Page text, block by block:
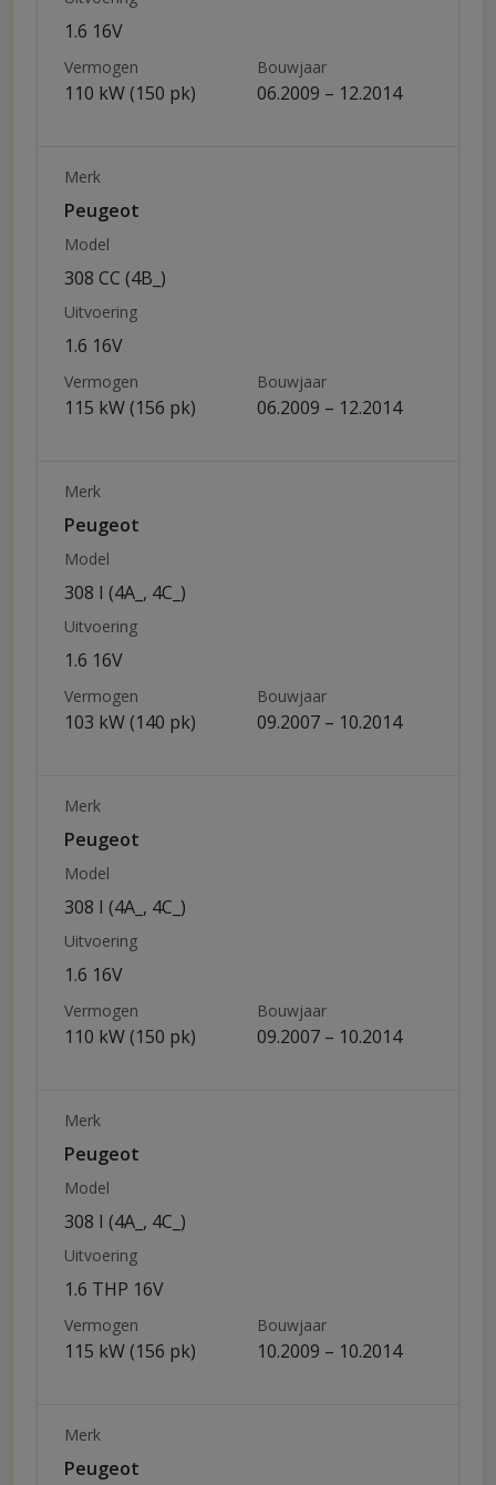
1.6 16V
Vermogen
110 kW (150 pk)
Bouwjaar
06.2009 – 12.2014
Merk
Peugeot
Model
308 CC (4B_)
Uitvoering
1.6 16V
Vermogen
115 kW (156 pk)
Bouwjaar
06.2009 – 12.2014
Merk
Peugeot
Model
308 I (4A_, 4C_)
Uitvoering
1.6 16V
Vermogen
103 kW (140 pk)
Bouwjaar
09.2007 – 10.2014
Merk
Peugeot
Model
308 I (4A_, 4C_)
Uitvoering
1.6 16V
Vermogen
110 kW (150 pk)
Bouwjaar
09.2007 – 10.2014
Merk
Peugeot
Model
308 I (4A_, 4C_)
Uitvoering
1.6 THP 16V
Vermogen
115 kW (156 pk)
Bouwjaar
10.2009 – 10.2014
Merk
Peugeot